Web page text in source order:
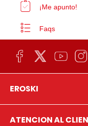
¡Me apunto!
Faqs
EROSKI
ATENCION AL